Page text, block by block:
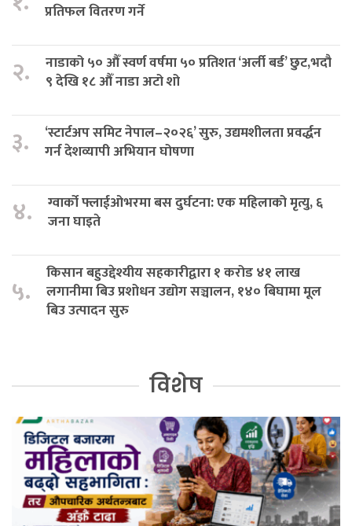
प्रतिफल वितरण गर्ने
२.
नाडाको ५० औँ स्वर्ण वर्षमा ५० प्रतिशत ‘अर्ली बर्ड’ छुट,भदौ
९ देखि १८ औँ नाडा अटो शो
३.
‘स्टार्टअप समिट नेपाल–२०२६’ सुरु, उद्यमशीलता प्रवर्द्धन
गर्न देशव्यापी अभियान घोषणा
४.
ग्वार्को फ्लाईओभरमा बस दुर्घटना: एक महिलाको मृत्यु, ६
जना घाइते
५.
किसान बहुउद्देश्यीय सहकारीद्वारा १ करोड ४१ लाख
लगानीमा बिउ प्रशोधन उद्योग सञ्चालन, १४० बिघामा मूल
बिउ उत्पादन सुरु
विशेष